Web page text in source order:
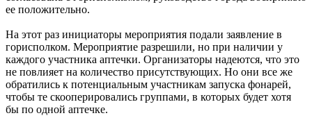
ее положительно.
На этот раз инициаторы мероприятия подали заявление в
горисполком. Мероприятие разрешили, но при наличии у
каждого участника аптечки. Организаторы надеются, что это
не повлияет на количество присутствующих. Но они все же
обратились к потенциальным участникам запуска фонарей,
чтобы те скооперировались группами, в которых будет хотя
бы по одной аптечке.